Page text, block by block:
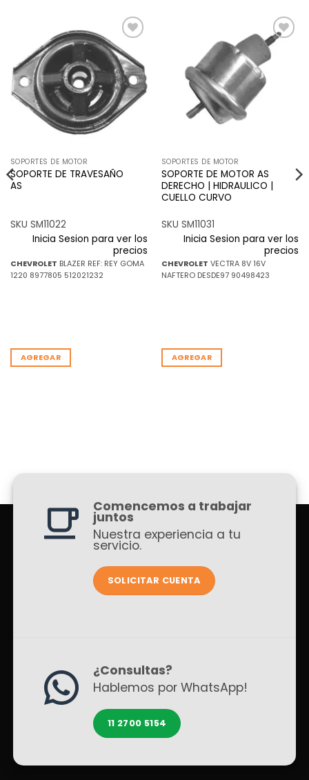
Añadir
a la
lista de
deseos
SOPORTES DE MOTOR
SOPORTE DE TRAVESAÑO
AS
SKU SM11022
Inicia Sesion para ver los
precios
CHEVROLET BLAZER REF: REY GOMA
1220 8977805 512021232
AGREGAR
Añadir
a la
lista de
deseos
SOPORTES DE MOTOR
SOPORTE DE MOTOR AS
DERECHO | HIDRAULICO |
CUELLO CURVO
SKU SM11031
Inicia Sesion para ver los
precios
CHEVROLET VECTRA 8V 16V
NAFTERO DESDE97 90498423
AGREGAR
Comencemos a trabajar
juntos
Nuestra experiencia a tu
servicio.
SOLICITAR CUENTA
¿Consultas?
Hablemos por WhatsApp!
11 2700 5154